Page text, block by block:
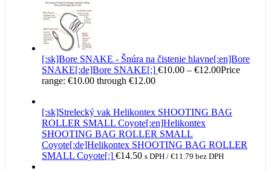
[:sk]Bore SNAKE - Šnúra na čistenie hlavne[:en]Bore
SNAKE[:de]Bore SNAKE[:] €10.00 – €12.00Price
range: €10.00 through €12.00
[:sk]Strelecký vak Helikontex SHOOTING BAG
ROLLER SMALL Coyote[:en]Helikontex
SHOOTING BAG ROLLER SMALL
Coyote[:de]Helikontex SHOOTING BAG ROLLER
SMALL Coyote[:] €14.50 s DPH / €11.79 bez DPH